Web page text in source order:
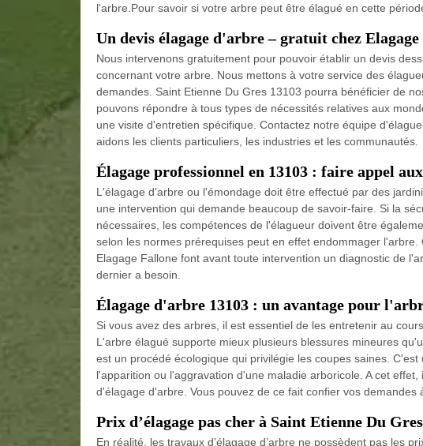
l'arbre.Pour savoir si votre arbre peut être élagué en cette
Un devis élagage d'arbre – gratuit chez
Nous intervenons gratuitement pour pouvoir établir un devis
concernant votre arbre. Nous mettons à votre service des
demandes. Saint Etienne Du Gres 13103 pourra bénéficier de
pouvons répondre à tous types de nécessités relatives aux
une visite d'entretien spécifique. Contactez notre équipe
aidons les clients particuliers, les industries et les communautés.
Élagage professionnel en 13103 : faire appel
L'élagage d'arbre ou l'émondage doit être effectué par des
une intervention qui demande beaucoup de savoir-faire. Si la
nécessaires, les compétences de l'élagueur doivent être
selon les normes prérequises peut en effet endommager
Elagage Fallone font avant toute intervention un diagnostic de
dernier a besoin.
Élagage d'arbre 13103 : un avantage pour
Si vous avez des arbres, il est essentiel de les entretenir au
L'arbre élagué supporte mieux plusieurs blessures mineures
est un procédé écologique qui privilégie les coupes saines.
l'apparition ou l'aggravation d'une maladie arboricole. A cet
d'élagage d'arbre. Vous pouvez de ce fait confier vos demandes
Prix d’élagage pas cher à Saint Etienne Du
En réalité, les travaux d’élagage d’arbre ne possèdent pas les